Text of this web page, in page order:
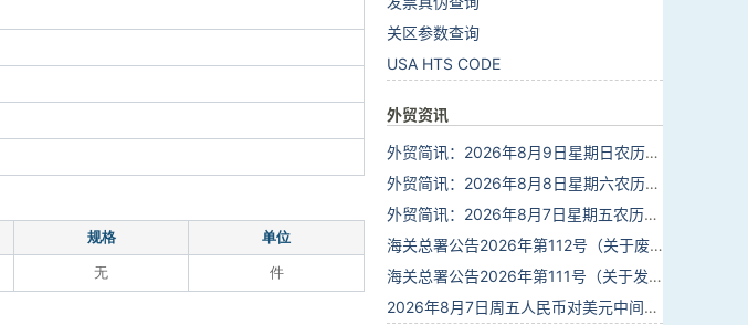
规格 单位
无 件
关区参数查询
USA HTS CODE
外贸资讯
外贸简讯：2026年8月9日星期日农历六月廿七
外贸简讯：2026年8月8日星期六农历六月廿六
外贸简讯：2026年8月7日星期五农历六月廿五
海关总署公告2026年第112号（关于废止部分卫生检疫类规范性文件的公告）
海关总署公告2026年第111号（关于发布《进出境动植物检疫处理监督管理工作规定》《进出境卫生处理监督管理工作规定》的公告）
2026年8月7日周五人民币对美元中间价报6.7904调贬9个基点